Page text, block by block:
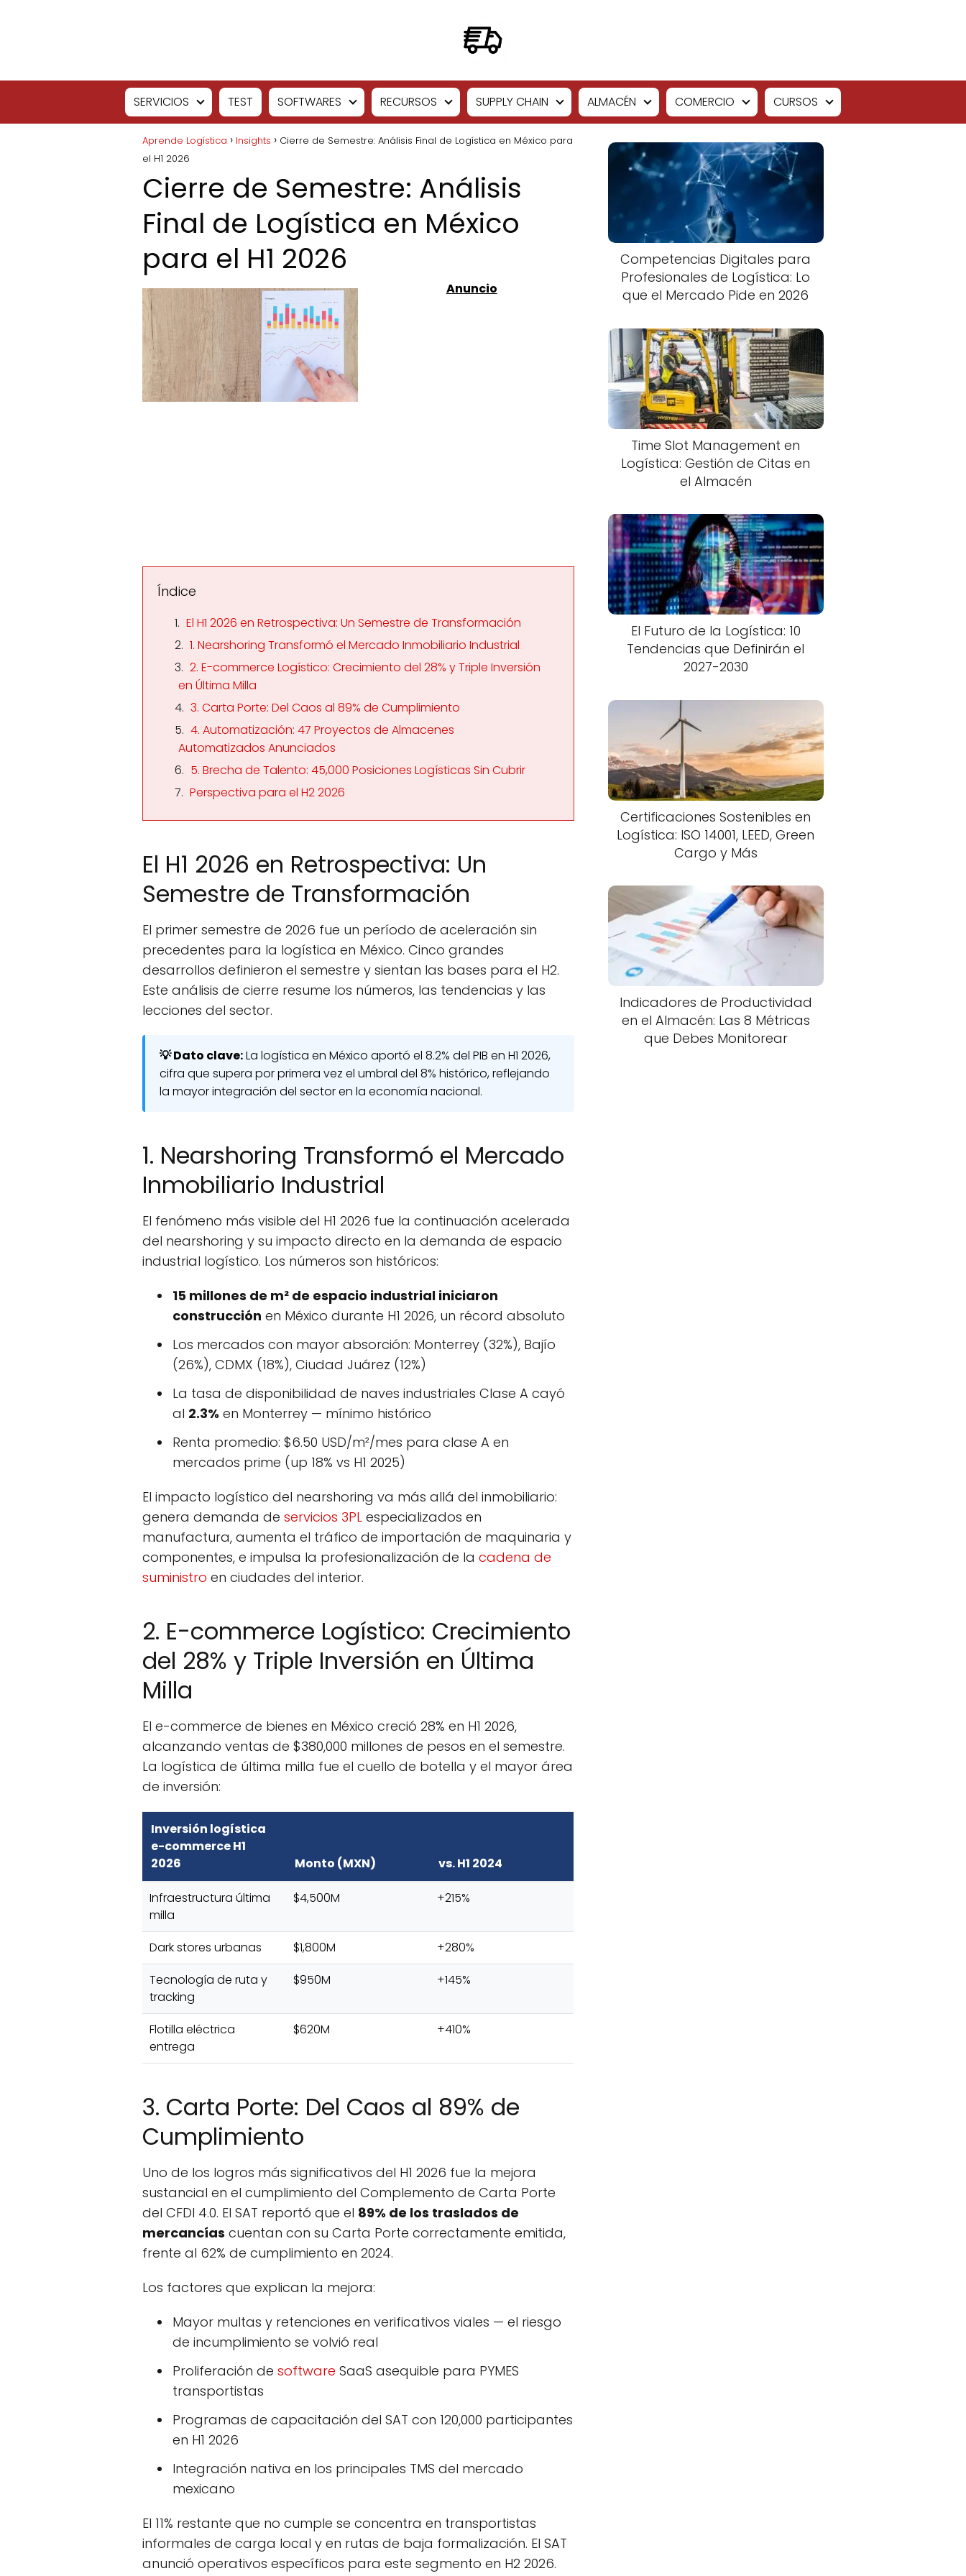
SERVICIOS TEST SOFTWARES RECURSOS SUPPLY CHAIN ALMACÉN COMERCIO CURSOS
Aprende Logística Insights
Cierre de Semestre: Análisis Final de Logística en México para
el H1 2026
Cierre de Semestre: Análisis
Final de Logística en México
para el H1 2026
Índice
El H1 2026 en Retrospectiva: Un Semestre de Transformación
1. Nearshoring Transformó el Mercado Inmobiliario Industrial
2. E-commerce Logístico: Crecimiento del 28% y Triple Inversión
en Última Milla
3. Carta Porte: Del Caos al 89% de Cumplimiento
4. Automatización: 47 Proyectos de Almacenes
Automatizados Anunciados
5. Brecha de Talento: 45,000 Posiciones Logísticas Sin Cubrir
Perspectiva para el H2 2026
El H1 2026 en Retrospectiva: Un
Semestre de Transformación
El primer semestre de 2026 fue un período de aceleración sin
precedentes para la logística en México. Cinco grandes
desarrollos definieron el semestre y sientan las bases para el H2.
Este análisis de cierre resume los números, las tendencias y las
lecciones del sector.
💡 Dato clave:La logística en México aportó el 8.2% del PIB en H1 2026,
cifra que supera por primera vez el umbral del 8% histórico, reflejando
la mayor integración del sector en la economía nacional.
1. Nearshoring Transformó el Mercado
Inmobiliario Industrial
El fenómeno más visible del H1 2026 fue la continuación acelerada
del nearshoring y su impacto directo en la demanda de espacio
industrial logístico. Los números son históricos:
15 millones de m² de espacio industrial iniciaron
construcción en México durante H1 2026, un récord absoluto
Los mercados con mayor absorción: Monterrey (32%), Bajío
(26%), CDMX (18%), Ciudad Juárez (12%)
La tasa de disponibilidad de naves industriales Clase A cayó
al 2.3% en Monterrey — mínimo histórico
Renta promedio: $6.50 USD/m²/mes para clase A en
mercados prime (up 18% vs H1 2025)
El impacto logístico del nearshoring va más allá del inmobiliario:
genera demanda de servicios 3PL especializados en
manufactura, aumenta el tráfico de importación de maquinaria y
componentes, e impulsa la profesionalización de la cadena de
suministro en ciudades del interior.
2. E-commerce Logístico: Crecimiento
del 28% y Triple Inversión en Última
Milla
El e-commerce de bienes en México creció 28% en H1 2026,
alcanzando ventas de $380,000 millones de pesos en el semestre.
La logística de última milla fue el cuello de botella y el mayor área
de inversión:
Inversión logística
e-commerce H1
2026
Monto (MXN) vs. H1 2024
Infraestructura última
milla
$4,500M +215%
Dark stores urbanas $1,800M
+280%
Tecnología de ruta y
tracking
$950M +145%
Flotilla eléctrica
entrega
$620M +410%
3. Carta Porte: Del Caos al 89% de
Cumplimiento
Uno de los logros más significativos del H1 2026 fue la mejora
sustancial en el cumplimiento del Complemento de Carta Porte
del CFDI 4.0. El SAT reportó que el 89% de los traslados de
mercancías cuentan con su Carta Porte correctamente emitida,
frente al 62% de cumplimiento en 2024.
Los factores que explican la mejora:
Mayor multas y retenciones en verificativos viales — el riesgo
de incumplimiento se volvió real
Proliferación de software SaaS asequible para PYMES
transportistas
Programas de capacitación del SAT con 120,000 participantes
en H1 2026
Integración nativa en los principales TMS del mercado
mexicano
El 11% restante que no cumple se concentra en transportistas
informales de carga local y en rutas de baja formalización. El SAT
anunció operativos específicos para este segmento en H2 2026.
Competencias Digitales para
Profesionales de Logística: Lo
que el Mercado Pide en 2026
Time Slot Management en
Logística: Gestión de Citas en
el Almacén
El Futuro de la Logística: 10
Tendencias que Definirán el
2027-2030
Certificaciones Sostenibles en
Logística: ISO 14001, LEED, Green
Cargo y Más
Indicadores de Productividad
en el Almacén: Las 8 Métricas
que Debes Monitorear